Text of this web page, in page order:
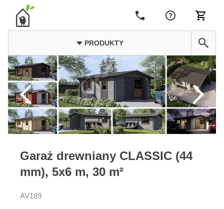
PRODUKTY
Garaż drewniany CLASSIC (44
mm), 5x6 m, 30 m²
AV189